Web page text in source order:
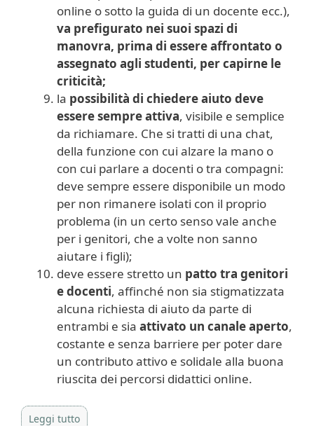
online o sotto la guida di un docente ecc.),
va prefigurato nei suoi spazi di
manovra, prima di essere affrontato o
assegnato agli studenti, per capirne le
criticità;
la possibilità di chiedere aiuto deve
essere sempre attiva, visibile e semplice
da richiamare. Che si tratti di una chat,
della funzione con cui alzare la mano o
con cui parlare a docenti o tra compagni:
deve sempre essere disponibile un modo
per non rimanere isolati con il proprio
problema (in un certo senso vale anche
per i genitori, che a volte non sanno
aiutare i figli);
deve essere stretto un patto tra genitori
e docenti, affinché non sia stigmatizzata
alcuna richiesta di aiuto da parte di
entrambi e sia attivato un canale aperto,
costante e senza barriere per poter dare
un contributo attivo e solidale alla buona
riuscita dei percorsi didattici online.
Leggi tutto